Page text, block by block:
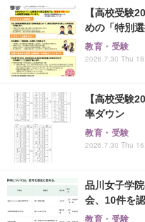
【高校受験
めの「特別
教育・受験
2026.7.30 Thu
【高校受験
率ダウン
教育・受験
2026.7.30 Thu
品川女子学
会、10件を
教育・受験